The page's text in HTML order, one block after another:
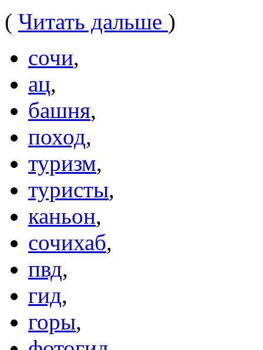
( Читать дальше )
сочи,
ац,
башня,
поход,
туризм,
туристы,
каньон,
сочихаб,
пвд,
гид,
горы,